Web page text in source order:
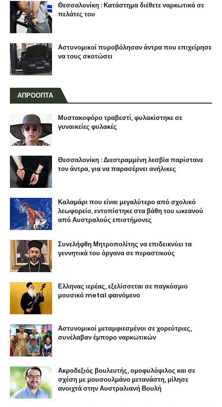
Θεσσαλονίκη : Κατάστημα διέθετε ναρκωτικά σε
πελάτες του
Αστυνομικοί πυροβόλησαν άντρα που επιχείρησε
να τους σκοτώσει
ΑΠΡΟΟΠΤΑ
Μυστακοφόρο τραβεστί, φυλακίστηκε σε
γυναικείες φυλακές
Θεσσαλονίκη : Διεστραμμένη λεσβία παρίστανε
τον άντρα, για να παρασέρνει ανήλικες
Καλαμάρι που είναι μεγαλύτερο από σχολικό
λεωφορείο, εντοπίστηκε στα βάθη του ωκεανού
από Αυστραλούς επιστήμονες
Συνελήφθη Μητροπολίτης να επιδεικνύει τα
γεννητικά του όργανα σε περαστικούς
Ελληνας ιερέας, εξελίσσεται σε παγκόσμιο
μουσικό metal φαινόμενο
Αστυνομικοί μεταμφιεσμένοι σε χορεύτριες,
συνέλαβαν έμπορο ναρκωτικών
Ακροδεξιός βουλευτής, ομοφυλόφιλος και σε
σχέση με μουσουλμάνο μετανάστη, μίλησε
ανοιχτά στην Αυστραλιανή Βουλή